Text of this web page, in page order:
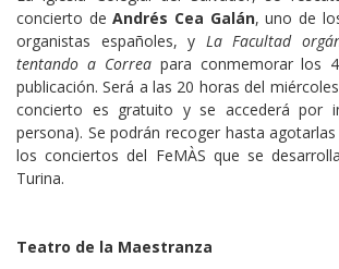
concierto deAndrés Cea Galán, uno de
organistas españoles, y La Facultad
tentando a Correa para conmemorar los
publicación. Será a las 20 horas del
concierto es gratuito y se accederá por
persona). Se podrán recoger hasta
los conciertos del FeMÀS que se
Turina.
Teatro de la Maestranza